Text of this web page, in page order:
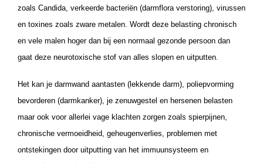
zoals Candida, verkeerde bacteriën (darmflora verstoring), virussen
en toxines zoals zware metalen. Wordt deze belasting chronisch
en vele malen hoger dan bij een normaal gezonde persoon dan
gaat deze neurotoxische stof van alles slopen en uitputten.
Het kan je darmwand aantasten (lekkende darm), poliepvorming
bevorderen (darmkanker), je zenuwgestel en hersenen belasten
maar ook voor allerlei vage klachten zorgen zoals spierpijnen,
chronische vermoeidheid, geheugenverlies, problemen met
ontstekingen door uitputting van het immuunsysteem en